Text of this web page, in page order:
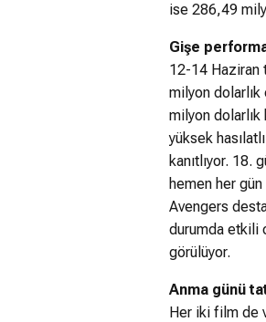
ise 286,49
Gişe
12-14 Haziran
milyon
milyon dolarlık
yüksek
kanıtlıyor.
hemen her
Avengers
durumda etkili
görülüyor.
Anma günü
Her iki film de